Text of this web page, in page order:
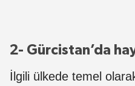
2- Gürcistan’da
İlgili ülkede temel